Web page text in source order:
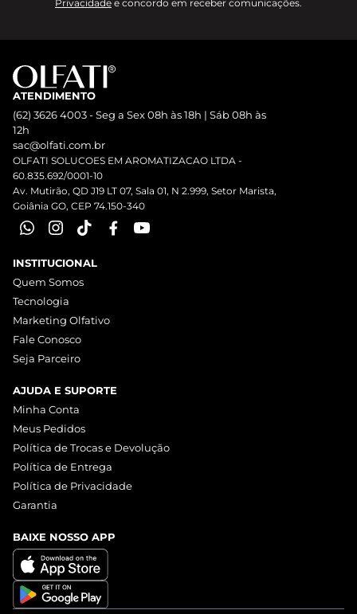
Privacidade e concordo em receber comunicações.
ATENDIMENTO
(62) 3626 4003 - Seg a Sex 08h às 18h | Sáb 08h às
12h
sac@olfati.com.br
OLFATI SOLUCOES EM AROMATIZACAO LTDA -
60.835.692/0001-10
Av. Mutirão, QD J19 LT 07, Sala 01, N 2.999, Setor Marista,
Goiânia GO, CEP 74.150-340
INSTITUCIONAL
Quem Somos
Tecnologia
Marketing Olfativo
Fale Conosco
Seja Parceiro
AJUDA E SUPORTE
Minha Conta
Meus Pedidos
Política de Trocas e Devolução
Política de Entrega
Política de Privacidade
Garantia
BAIXE NOSSO APP